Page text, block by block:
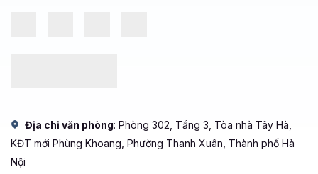
Địa chỉ văn phòng: Phòng 302, Tầng 3, Tòa nhà Tây Hà,
KĐT mới Phùng Khoang, Phường Thanh Xuân, Thành phố Hà
Nội